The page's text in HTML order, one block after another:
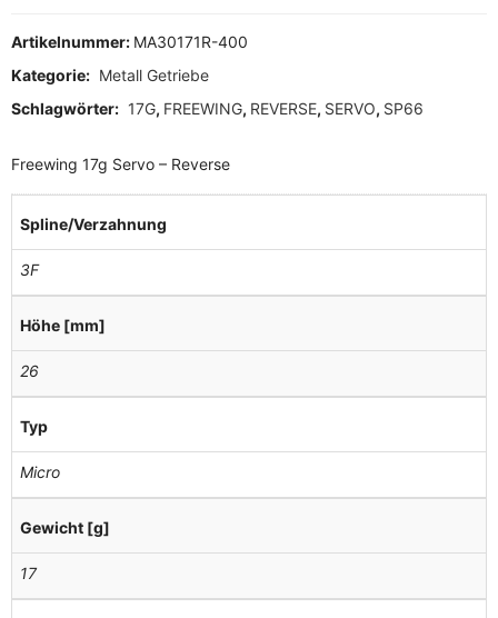
Artikelnummer: MA30171R-400
Kategorie: Metall Getriebe
Schlagwörter: 17G, FREEWING, REVERSE, SERVO, SP66
Freewing 17g Servo – Reverse
Spline/Verzahnung
3F
Höhe [mm]
26
Typ
Micro
Gewicht [g]
17